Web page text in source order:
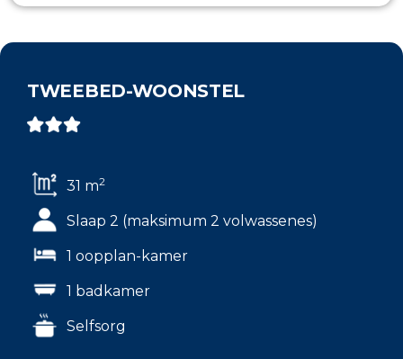
TWEEBED-WOONSTEL
31 m2
Slaap 2 (maksimum 2 volwassenes)
1 oopplan-kamer
1 badkamer
Selfsorg